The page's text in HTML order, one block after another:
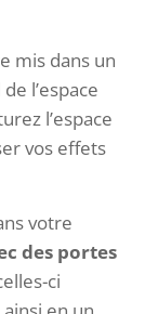
mis dans un
l’espace
l’espace
vos effets
votre
des portes
ci